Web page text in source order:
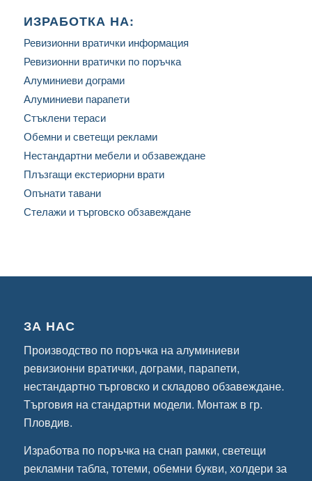
ИЗРАБОТКА НА:
Ревизионни вратички информация
Ревизионни вратички по поръчка
Алуминиеви дограми
Алуминиеви парапети
Стъклени тераси
Обемни и светещи реклами
Нестандартни мебели и обзавеждане
Плъзгащи екстериорни врати
Опънати тавани
Стелажи и търговско обзавеждане
ЗА НАС
Производство по поръчка на алуминиеви
ревизионни вратички, дограми, парапети,
нестандартно търговско и складово обзавеждане.
Търговия на стандартни модели. Монтаж в гр.
Пловдив.
Изработва по поръчка на снап рамки, светещи
рекламни табла, тотеми, обемни букви, холдери за